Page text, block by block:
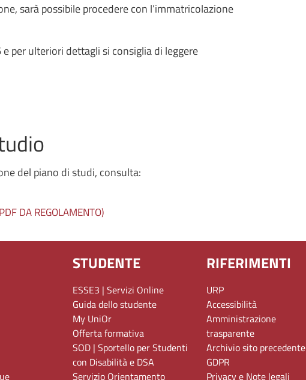
sarà possibile procedere con l’immatricolazione
per ulteriori dettagli si consiglia di leggere
del piano di studi, consulta:
DA REGOLAMENTO)
STUDENTE
ESSE3 | Servizi Online
Guida dello studente
My UniOr
Offerta formativa
SOD | Sportello per Studenti
con Disabilità e DSA
Servizio Orientamento
RIFERIMENTI
URP
Accessibilità
Amministrazione
trasparente
Archivio sito precedente
GDPR
Privacy e Note legali